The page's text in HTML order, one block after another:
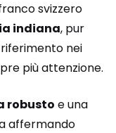
svizzero
indiana, pur
nei
più attenzione.
robusto e una
affermando